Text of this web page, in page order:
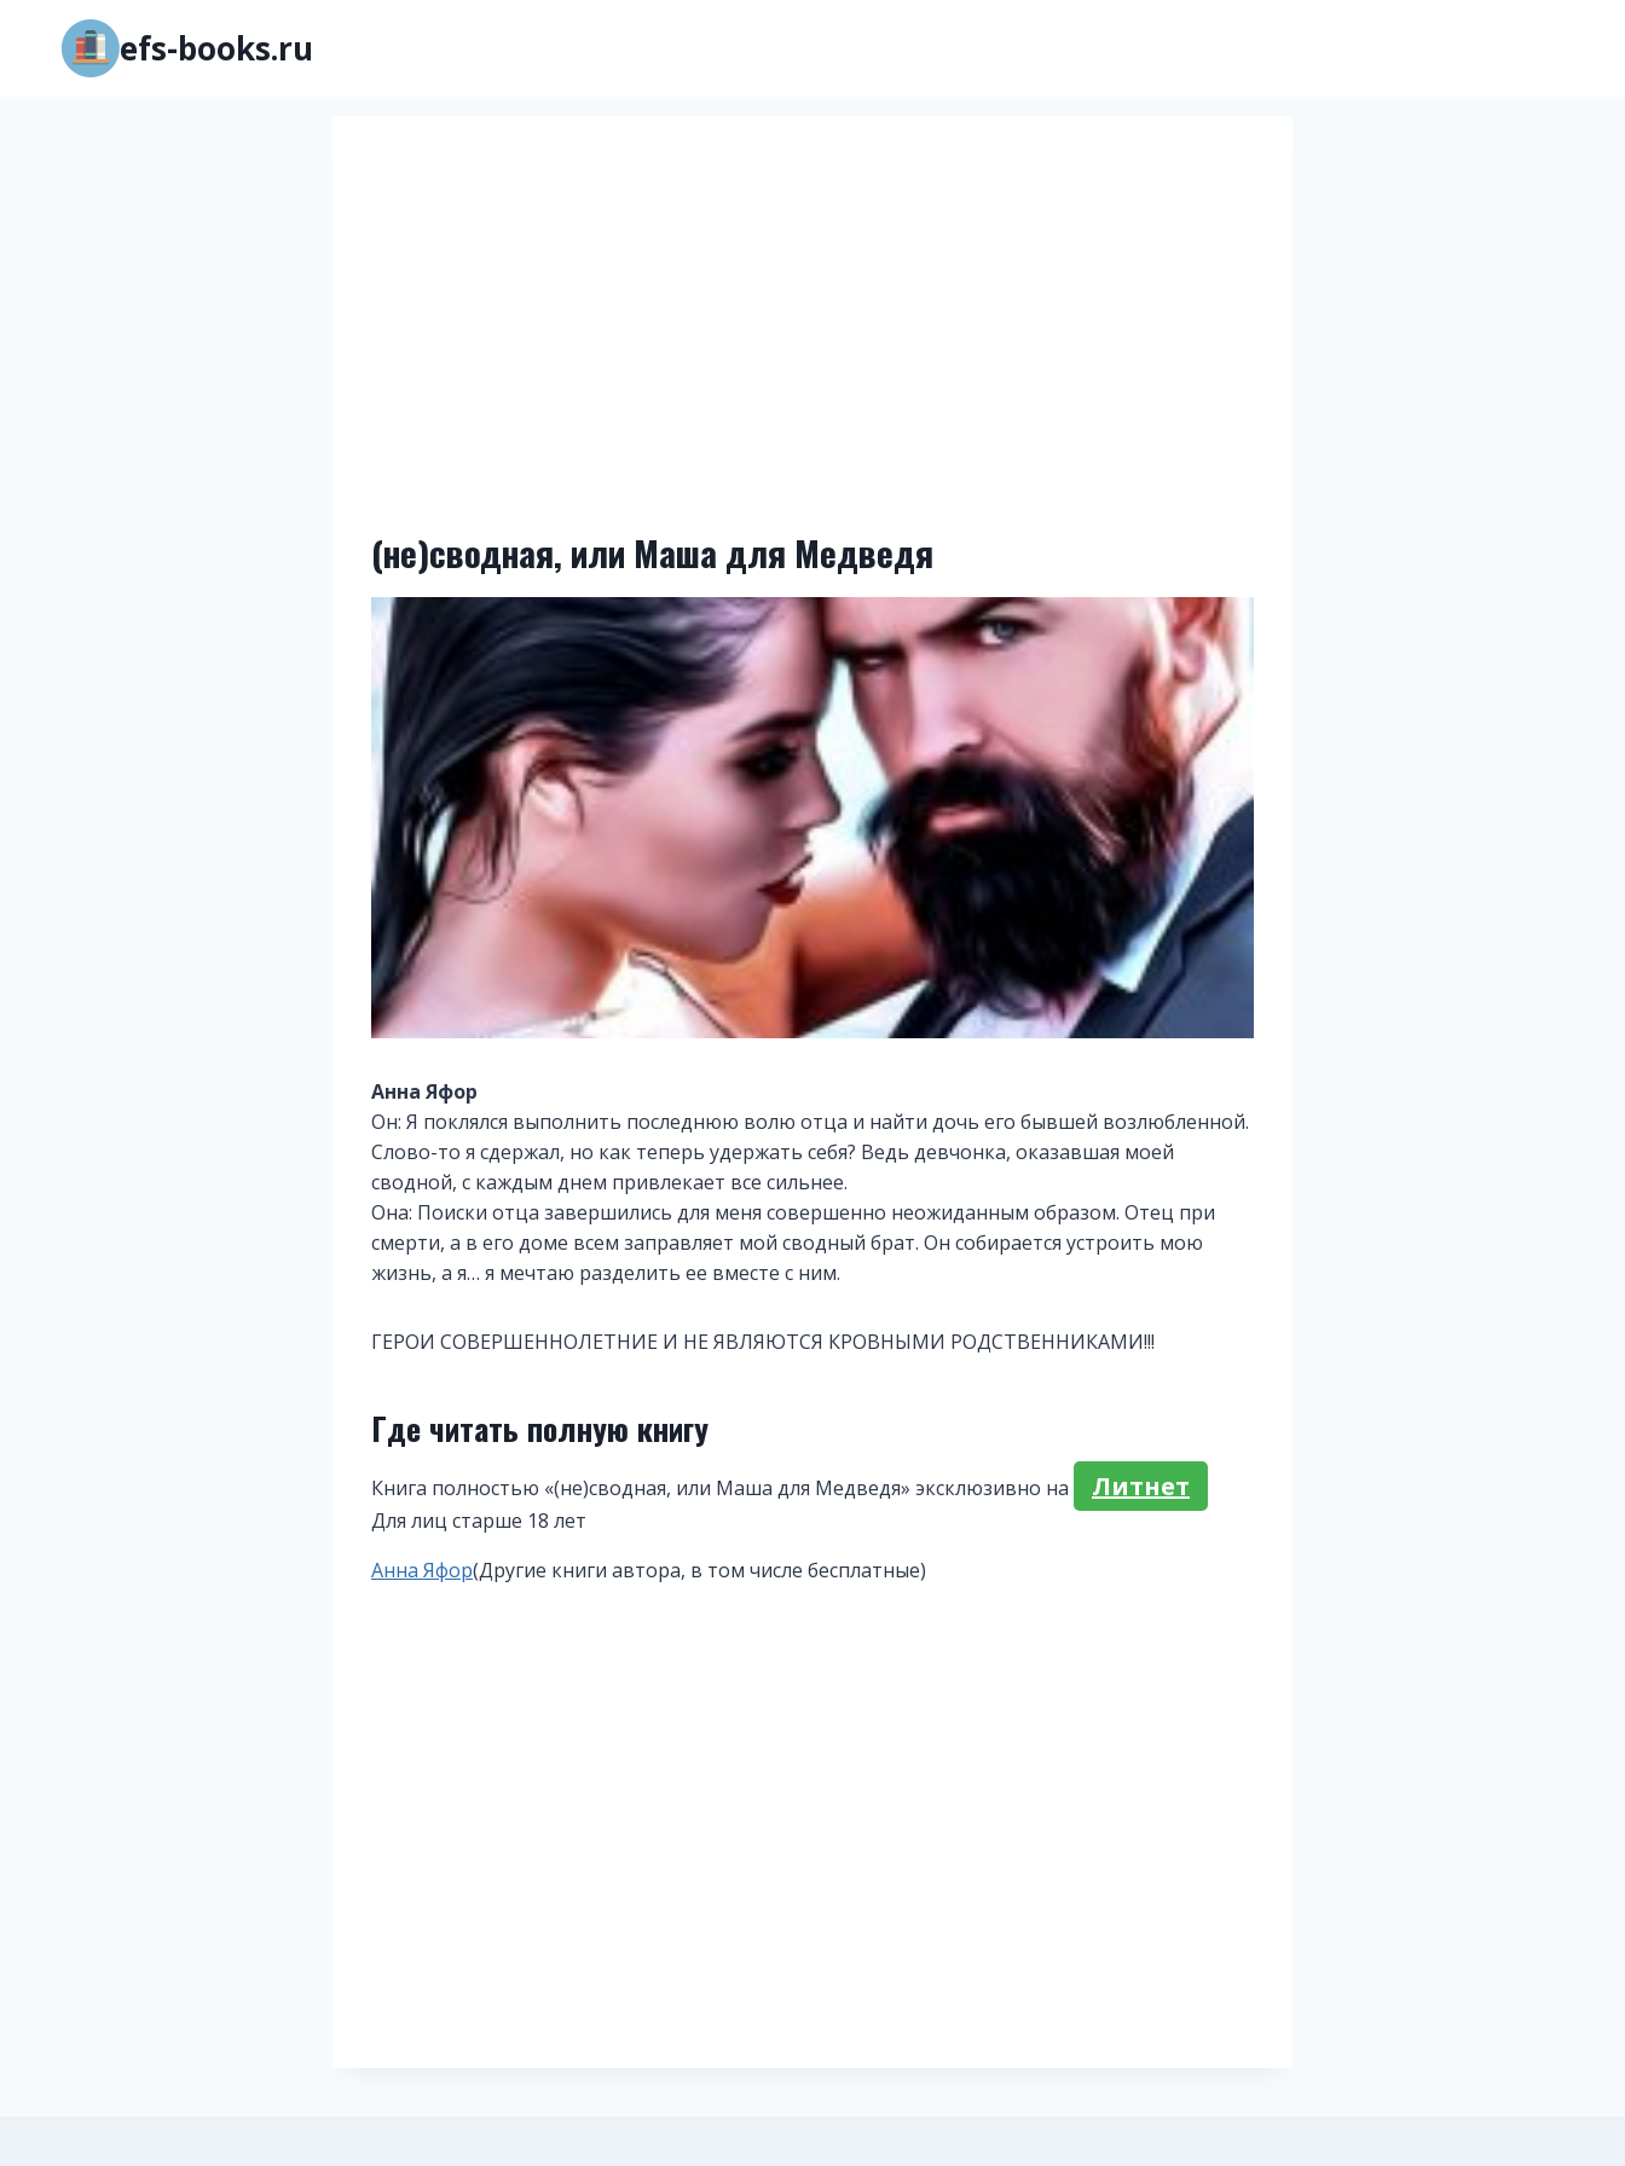
Перейти
содержимому
efs-books.ru
(не)сводная, или Маша для Медведя
Анна Яфор
Он: Я поклялся выполнить последнюю волю отца и найти дочь его бывшей возлюбленной.
Слово-то я сдержал, но как теперь удержать себя? Ведь девчонка, оказавшая моей
сводной, с каждым днем привлекает все сильнее.
Она: Поиски отца завершились для меня совершенно неожиданным образом. Отец при
смерти, а в его доме всем заправляет мой сводный брат. Он собирается устроить мою
жизнь, а я… я мечтаю разделить ее вместе с ним.
ГЕРОИ СОВЕРШЕННОЛЕТНИЕ И НЕ ЯВЛЯЮТСЯ КРОВНЫМИ РОДСТВЕННИКАМИ!!!
Где читать полную книгу
Книга полностью «(не)сводная, или Маша для Медведя» эксклюзивно на Литнет
Для лиц старше 18 лет
Метки
Анна Яфор(Другие книги автора, в том числе бесплатные)